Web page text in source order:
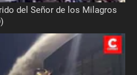
del Señor de los Milagros